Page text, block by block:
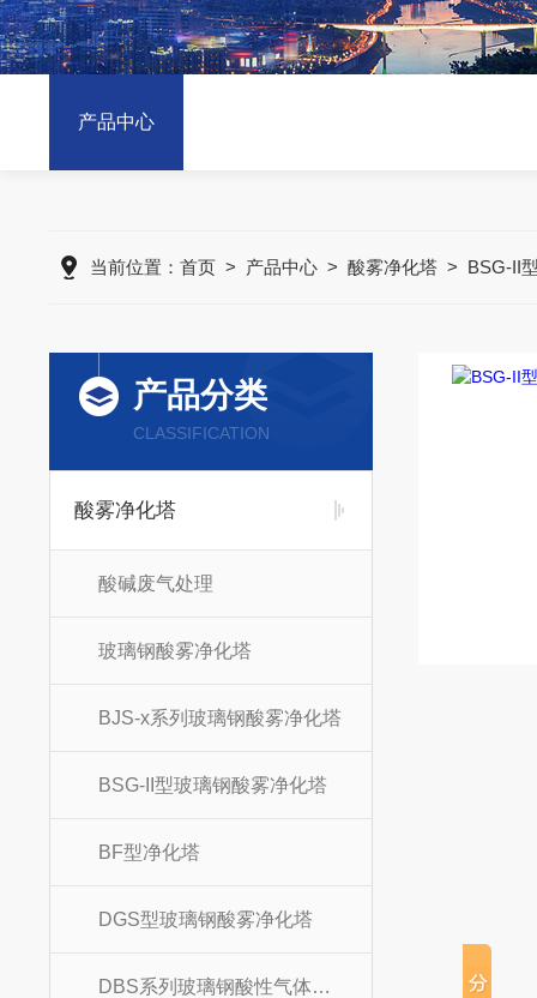
产品中心
当前位置： 首页> 产品中心> 酸雾净化塔> BSG-II
产品分类
CLASSIFICATION
酸雾净化塔
酸碱废气处理
玻璃钢酸雾净化塔
BJS-x系列玻璃钢酸雾净化塔
BSG-II型玻璃钢酸雾净化塔
BF型净化塔
DGS型玻璃钢酸雾净化塔
DBS系列玻璃钢酸性气体吸收塔